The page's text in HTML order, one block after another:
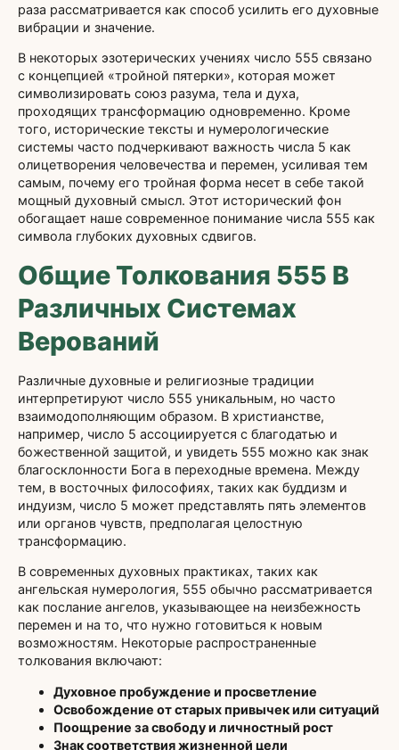
раза рассматривается как способ усилить его духовные
вибрации и значение.
В некоторых эзотерических учениях число 555 связано
с концепцией «тройной пятерки», которая может
символизировать союз разума, тела и духа,
проходящих трансформацию одновременно. Кроме
того, исторические тексты и нумерологические
системы часто подчеркивают важность числа 5 как
олицетворения человечества и перемен, усиливая тем
самым, почему его тройная форма несет в себе такой
мощный духовный смысл. Этот исторический фон
обогащает наше современное понимание числа 555 как
символа глубоких духовных сдвигов.
Общие Толкования 555 В
Различных Системах
Верований
Различные духовные и религиозные традиции
интерпретируют число 555 уникальным, но часто
взаимодополняющим образом. В христианстве,
например, число 5 ассоциируется с благодатью и
божественной защитой, и увидеть 555 можно как знак
благосклонности Бога в переходные времена. Между
тем, в восточных философиях, таких как буддизм и
индуизм, число 5 может представлять пять элементов
или органов чувств, предполагая целостную
трансформацию.
В современных духовных практиках, таких как
ангельская нумерология, 555 обычно рассматривается
как послание ангелов, указывающее на неизбежность
перемен и на то, что нужно готовиться к новым
возможностям. Некоторые распространенные
толкования включают:
Духовное пробуждение и просветление
Освобождение от старых привычек или ситуаций
Поощрение за свободу и личностный рост
Знак соответствия жизненной цели